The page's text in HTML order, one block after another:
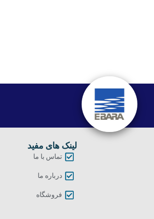
لینک های مفید
تماس با ما
درباره ما
فروشگاه